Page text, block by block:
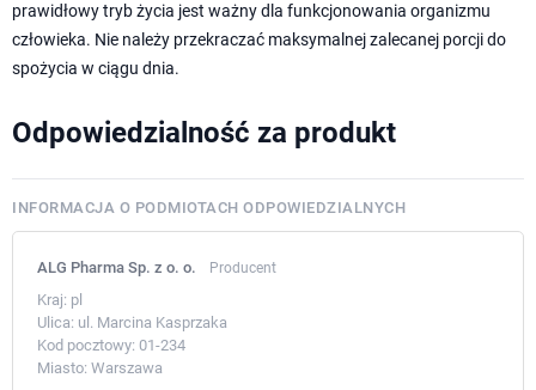
prawidłowy tryb życia jest ważny dla funkcjonowania organizmu
człowieka. Nie należy przekraczać maksymalnej zalecanej porcji do
spożycia w ciągu dnia.
Odpowiedzialność za produkt
INFORMACJA O PODMIOTACH ODPOWIEDZIALNYCH
ALG Pharma Sp. z o. o. Producent
Kraj: pl
Ulica: ul. Marcina Kasprzaka
Kod pocztowy: 01-234
Miasto: Warszawa